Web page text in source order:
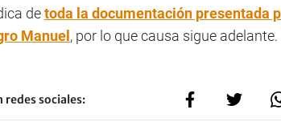
detoda la documentación presentada
Manuel , por lo que causa sigue adelante.
sociales: